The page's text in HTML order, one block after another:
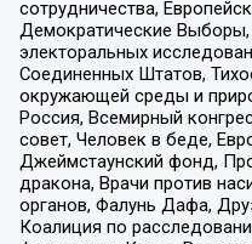
сотрудничества,
Демократические
электоральных
Соединенных Штатов,
окружающей среды и
Россия, Всемирный
совет, Человек в беде,
Джеймстаунский фонд,
дракона, Врачи против
органов, Фалунь Дафа,
Коалиция по